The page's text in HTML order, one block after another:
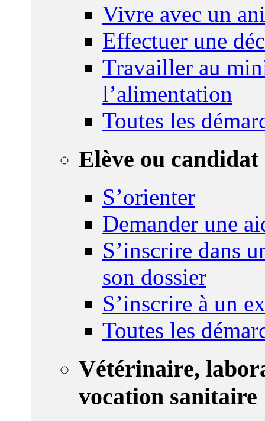
Vivre avec un
Effectuer une
Travailler au
l’alimentation
Toutes les
Elève ou candidat
S’orienter
Demander une
S’inscrire dans
son dossier
S’inscrire à un
Toutes les
Vétérinaire,
vocation sanitaire